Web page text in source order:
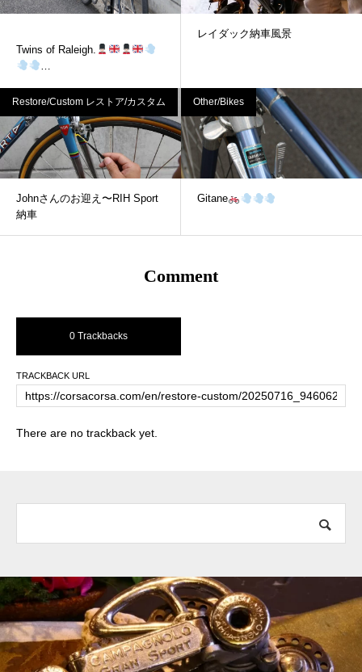
Twins of Raleigh.
レイダック納車風景
Restore/Custom レストア/カスタム
Johnさんのお迎え〜RIH Sport
納車
Other/Bikes
Gitane
Comment
0 Trackbacks
TRACKBACK URL
There are no trackback yet.